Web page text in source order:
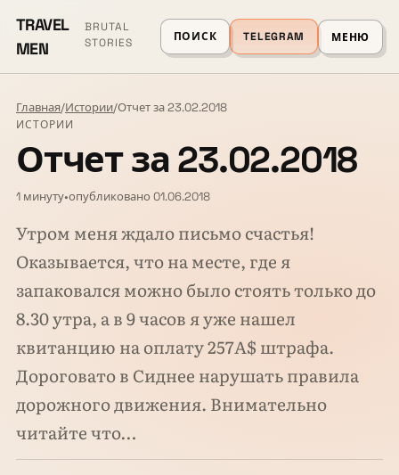
TRAVEL
MEN
BRUTAL
STORIES
ПОИСК TELEGRAM МЕНЮ
Главная/Истории/Отчет за 23.02.2018
ИСТОРИИ
Отчет за 23.02.2018
1 минуту•опубликовано 01.06.2018
Утром меня ждало письмо счастья!
Оказывается, что на месте, где я
запаковался можно было стоять только до
8.30 утра, а в 9 часов я уже нашел
квитанцию на оплату 257А$ штрафа.
Дороговато в Сиднее нарушать правила
дорожного движения. Внимательно
читайте что…